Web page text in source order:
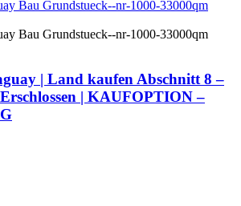
| Land kaufenAbschnitt 8 –
| KAUFOPTION –